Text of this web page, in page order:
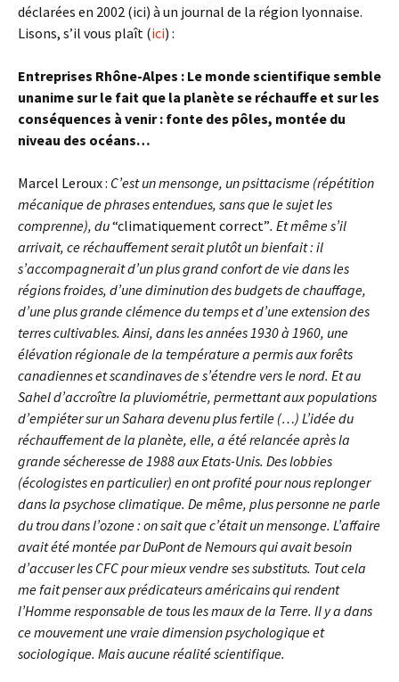
déclarées en 2002 (ici) à un journal de la région lyonnaise.
Lisons, s’il vous plaît (ici) :
Entreprises Rhône-Alpes : Le monde scientifique semble
unanime sur le fait que la planète se réchauffe et sur les
conséquences à venir : fonte des pôles, montée du
niveau des océans…
Marcel Leroux : C’est un mensonge, un psittacisme (répétition
mécanique de phrases entendues, sans que le sujet les
comprenne), du“climatiquement correct”. Et même s’il
arrivait, ce réchauffement serait plutôt un bienfait : il
s’accompagnerait d’un plus grand confort de vie dans les
régions froides, d’une diminution des budgets de chauffage,
d’une plus grande clémence du temps et d’une extension des
terres cultivables. Ainsi, dans les années 1930 à 1960, une
élévation régionale de la température a permis aux forêts
canadiennes et scandinaves de s’étendre vers le nord. Et au
Sahel d’accroître la pluviométrie, permettant aux populations
d’empiéter sur un Sahara devenu plus fertile (…) L’idée du
réchauffement de la planète, elle, a été relancée après la
grande sécheresse de 1988 aux Etats-Unis. Des lobbies
(écologistes en particulier) en ont profité pour nous replonger
dans la psychose climatique. De même, plus personne ne parle
du trou dans l’ozone : on sait que c’était un mensonge. L’affaire
avait été montée par DuPont de Nemours qui avait besoin
d’accuser les CFC pour mieux vendre ses substituts. Tout cela
me fait penser aux prédicateurs américains qui rendent
l’Homme responsable de tous les maux de la Terre. Il y a dans
ce mouvement une vraie dimension psychologique et
sociologique. Mais aucune réalité scientifique.